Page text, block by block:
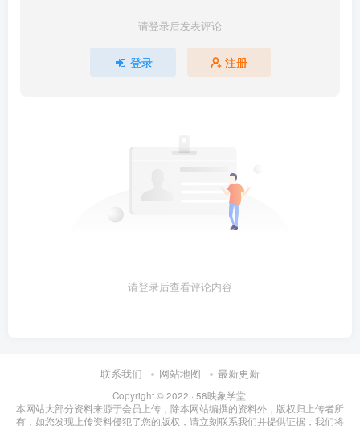
请登录后发表评论
登录 注册
请登录后查看评论内容
联系我们 网站地图 最新更新
Copyright © 2022 · 58映象学堂
本网站大部分资料来源于会员上传，除本网站编撰的资料外，版权归上传者所
有，如您发现上传资料侵犯了您的版权，请立刻联系我们并提供证据，我们将